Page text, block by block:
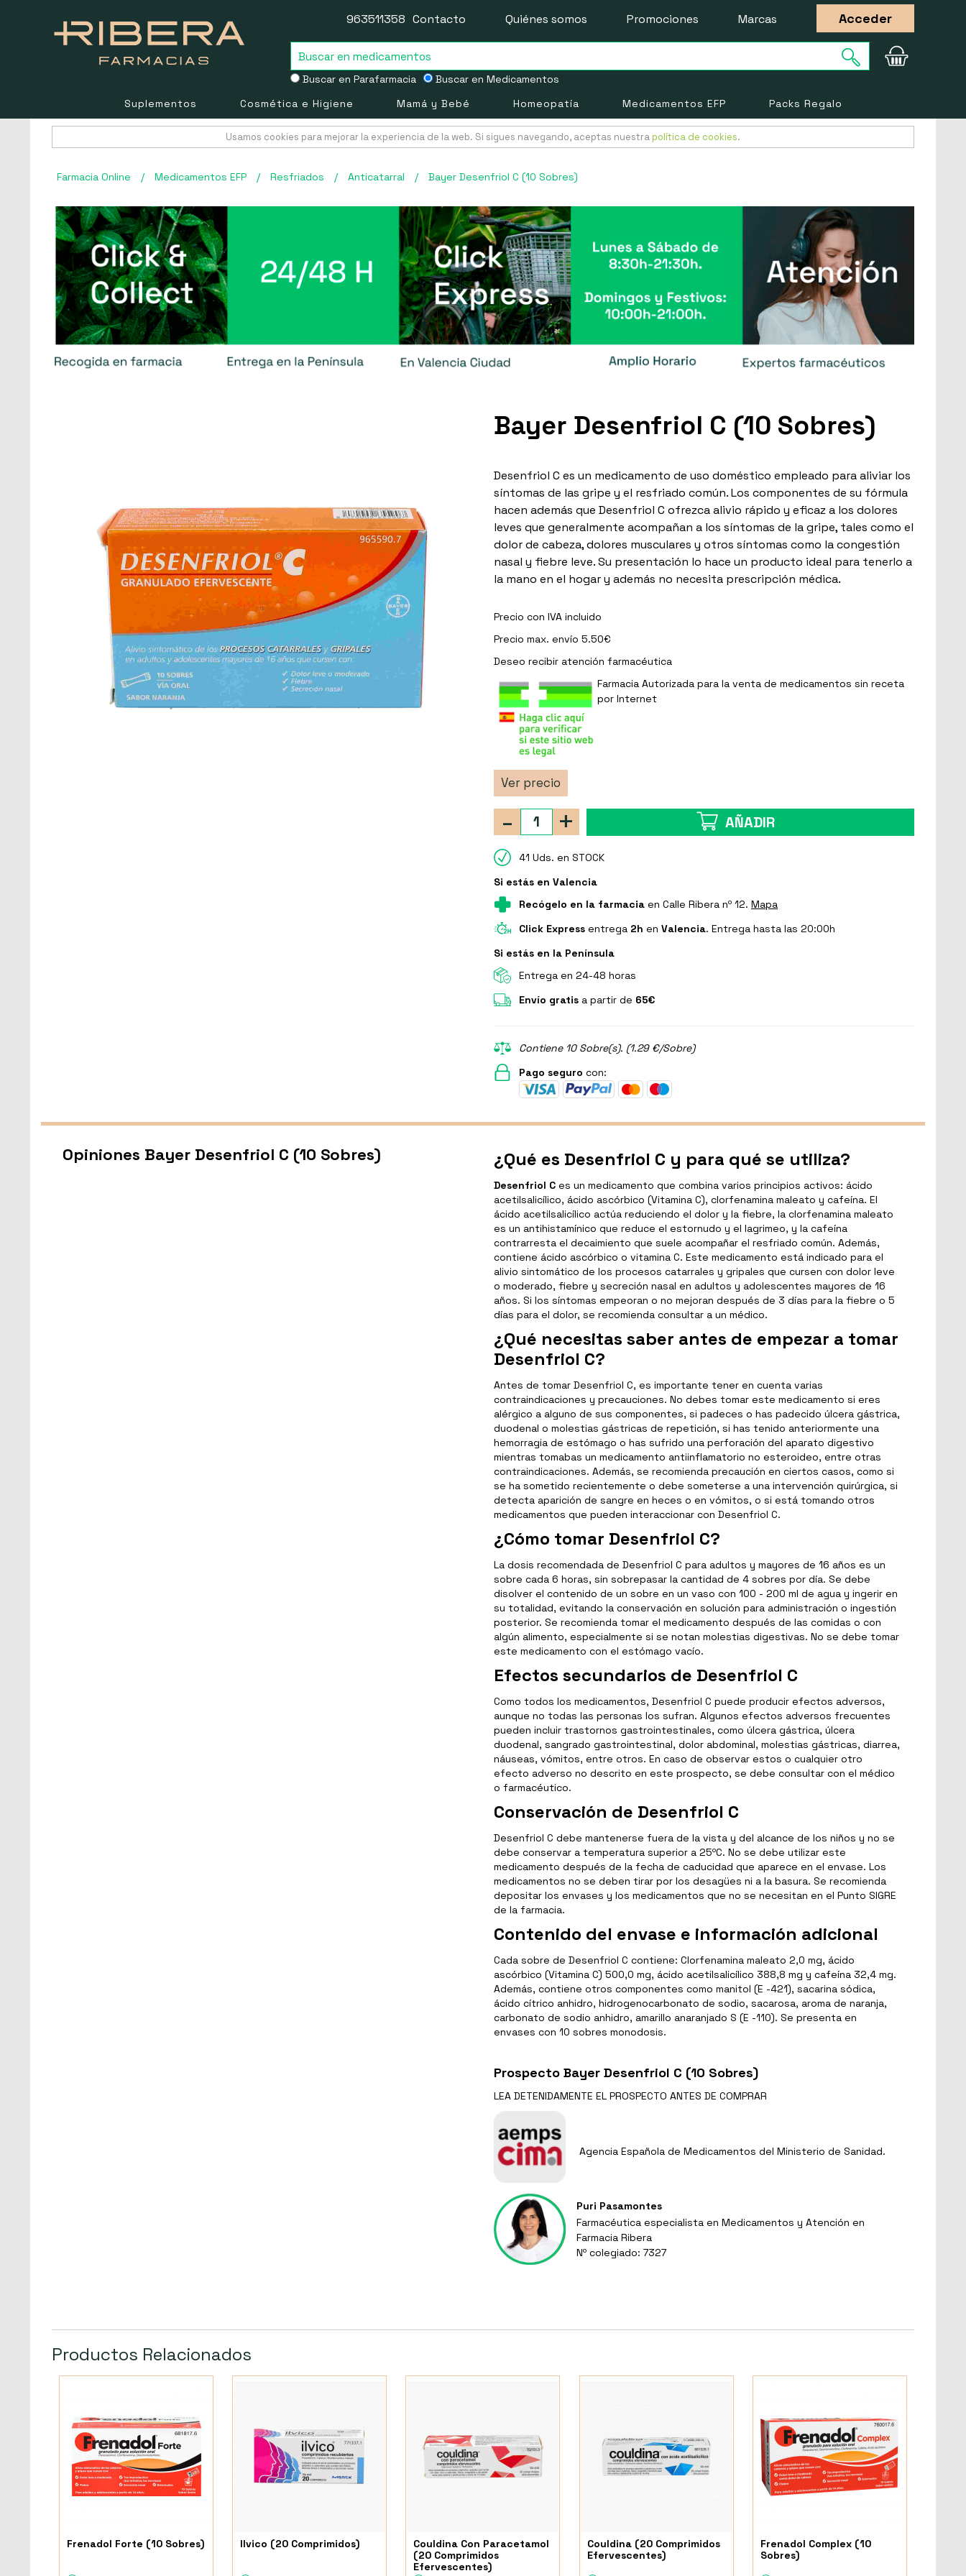
Buscar en Parafarmacia Buscar en Medicamentos
963511358 Contacto Quiénes somos Promociones Marcas Acceder
Suplementos Cosmética e Higiene Mamá y Bebé Homeopatía Medicamentos EFP Packs Regalo
Usamos cookies para mejorar la experiencia de la web. Si sigues navegando, aceptas nuestra política de cookies.
Farmacia Online / Medicamentos EFP / Resfriados / Anticatarral / Bayer Desenfriol C (10 Sobres)
Bayer Desenfriol C (10 Sobres)
Desenfriol C es un medicamento de uso doméstico empleado para aliviar los
síntomas de las gripe y el resfriado común. Los componentes de su fórmula
hacen además que Desenfriol C ofrezca alivio rápido y eficaz a los dolores
leves que generalmente acompañan a los síntomas de la gripe, tales como el
dolor de cabeza, dolores musculares y otros síntomas como la congestión
nasal y fiebre leve. Su presentación lo hace un producto ideal para tenerlo a
la mano en el hogar y además no necesita prescripción médica.
Precio con IVA incluido
Precio max. envío 5.50€
Deseo recibir atención farmacéutica
Farmacia Autorizada para la venta de medicamentos sin receta
por Internet
Ver precio
+
- AÑADIR
41 Uds. en STOCK
Si estás en Valencia
Recógelo en la farmacia en Calle Ribera nº 12. Mapa
Click Express entrega 2h en Valencia. Entrega hasta las 20:00h
Si estás en la Península
Entrega en 24-48 horas
Envío gratis a partir de 65€
Contiene 10 Sobre(s). (1.29 €/Sobre)
Pago seguro con:
¿Qué es Desenfriol C y para qué se utiliza?
Desenfriol C es un medicamento que combina varios principios activos: ácido
acetilsalicílico, ácido ascórbico (Vitamina C), clorfenamina maleato y cafeína. El
ácido acetilsalicílico actúa reduciendo el dolor y la fiebre, la clorfenamina maleato
es un antihistamínico que reduce el estornudo y el lagrimeo, y la cafeína
contrarresta el decaimiento que suele acompañar el resfriado común. Además,
contiene ácido ascórbico o vitamina C. Este medicamento está indicado para el
alivio sintomático de los procesos catarrales y gripales que cursen con dolor leve
o moderado, fiebre y secreción nasal en adultos y adolescentes mayores de 16
años. Si los síntomas empeoran o no mejoran después de 3 días para la fiebre o 5
días para el dolor, se recomienda consultar a un médico.
¿Qué necesitas saber antes de empezar a tomar
Desenfriol C?
Antes de tomar Desenfriol C, es importante tener en cuenta varias
contraindicaciones y precauciones. No debes tomar este medicamento si eres
alérgico a alguno de sus componentes, si padeces o has padecido úlcera gástrica,
duodenal o molestias gástricas de repetición, si has tenido anteriormente una
hemorragia de estómago o has sufrido una perforación del aparato digestivo
mientras tomabas un medicamento antiinflamatorio no esteroideo, entre otras
contraindicaciones. Además, se recomienda precaución en ciertos casos, como si
se ha sometido recientemente o debe someterse a una intervención quirúrgica, si
detecta aparición de sangre en heces o en vómitos, o si está tomando otros
medicamentos que pueden interaccionar con Desenfriol C.
¿Cómo tomar Desenfriol C?
La dosis recomendada de Desenfriol C para adultos y mayores de 16 años es un
sobre cada 6 horas, sin sobrepasar la cantidad de 4 sobres por día. Se debe
disolver el contenido de un sobre en un vaso con 100 - 200 ml de agua y ingerir en
su totalidad, evitando la conservación en solución para administración o ingestión
posterior. Se recomienda tomar el medicamento después de las comidas o con
algún alimento, especialmente si se notan molestias digestivas. No se debe tomar
este medicamento con el estómago vacío.
Efectos secundarios de Desenfriol C
Como todos los medicamentos, Desenfriol C puede producir efectos adversos,
aunque no todas las personas los sufran. Algunos efectos adversos frecuentes
pueden incluir trastornos gastrointestinales, como úlcera gástrica, úlcera
duodenal, sangrado gastrointestinal, dolor abdominal, molestias gástricas, diarrea,
náuseas, vómitos, entre otros. En caso de observar estos o cualquier otro
efecto adverso no descrito en este prospecto, se debe consultar con el médico
o farmacéutico.
Conservación de Desenfriol C
Desenfriol C debe mantenerse fuera de la vista y del alcance de los niños y no se
debe conservar a temperatura superior a 25ºC. No se debe utilizar este
medicamento después de la fecha de caducidad que aparece en el envase. Los
medicamentos no se deben tirar por los desagües ni a la basura. Se recomienda
depositar los envases y los medicamentos que no se necesitan en el Punto SIGRE
de la farmacia.
Contenido del envase e información adicional
Cada sobre de Desenfriol C contiene: Clorfenamina maleato 2,0 mg, ácido
ascórbico (Vitamina C) 500,0 mg, ácido acetilsalicílico 388,8 mg y cafeína 32,4 mg.
Además, contiene otros componentes como manitol (E -421), sacarina sódica,
ácido cítrico anhidro, hidrogenocarbonato de sodio, sacarosa, aroma de naranja,
carbonato de sodio anhidro, amarillo anaranjado S (E -110). Se presenta en
envases con 10 sobres monodosis.
Prospecto Bayer Desenfriol C (10 Sobres)
LEA DETENIDAMENTE EL PROSPECTO ANTES DE COMPRAR
Agencia Española de Medicamentos del Ministerio de Sanidad.
Puri Pasamontes
Farmacéutica especialista en Medicamentos y Atención en
Farmacia Ribera
Nº colegiado: 7327
Opiniones Bayer Desenfriol C (10 Sobres)
Productos Relacionados
Frenadol Forte (10 Sobres) Ilvico (20 Comprimidos)
Couldina Con Paracetamol
(20 Comprimidos
Efervescentes)
Couldina (20 Comprimidos
Efervescentes)
Frenadol Complex (10
Sobres)